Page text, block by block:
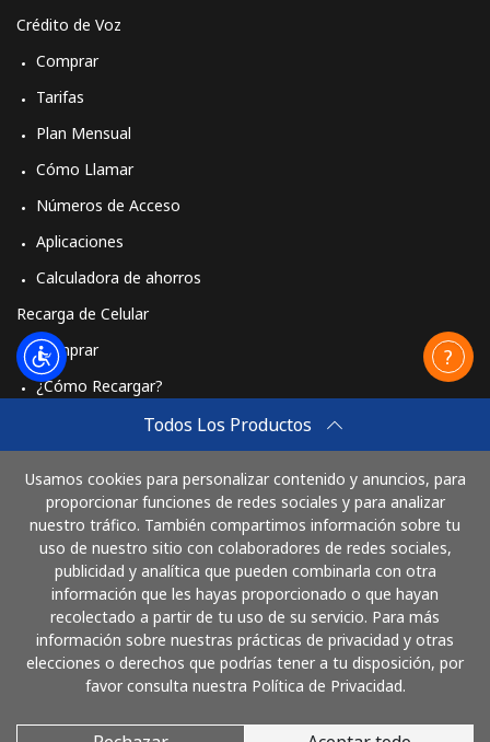
Todos Los Productos
Usamos cookies para personalizar contenido y anuncios, para
proporcionar funciones de redes sociales y para analizar
nuestro tráfico. También compartimos información sobre tu
uso de nuestro sitio con colaboradores de redes sociales,
publicidad y analítica que pueden combinarla con otra
información que les hayas proporcionado o que hayan
recolectado a partir de tu uso de su servicio. Para más
información sobre nuestras prácticas de privacidad y otras
elecciones o derechos que podrías tener a tu disposición, por
favor consulta nuestra Política de Privacidad.
Crédito de Voz
Comprar
Tarifas
Plan Mensual
Cómo Llamar
Números de Acceso
Aplicaciones
Calculadora de ahorros
Recarga de Celular
Comprar
¿Cómo Recargar?
Comprar
Cómo funciona
Paga con